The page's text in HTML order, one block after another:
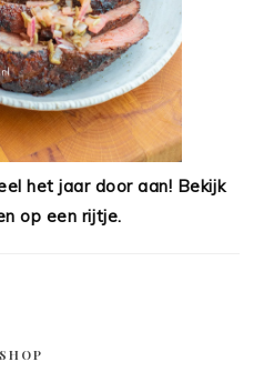
het jaar door aan! Bekijk
op een rijtje.